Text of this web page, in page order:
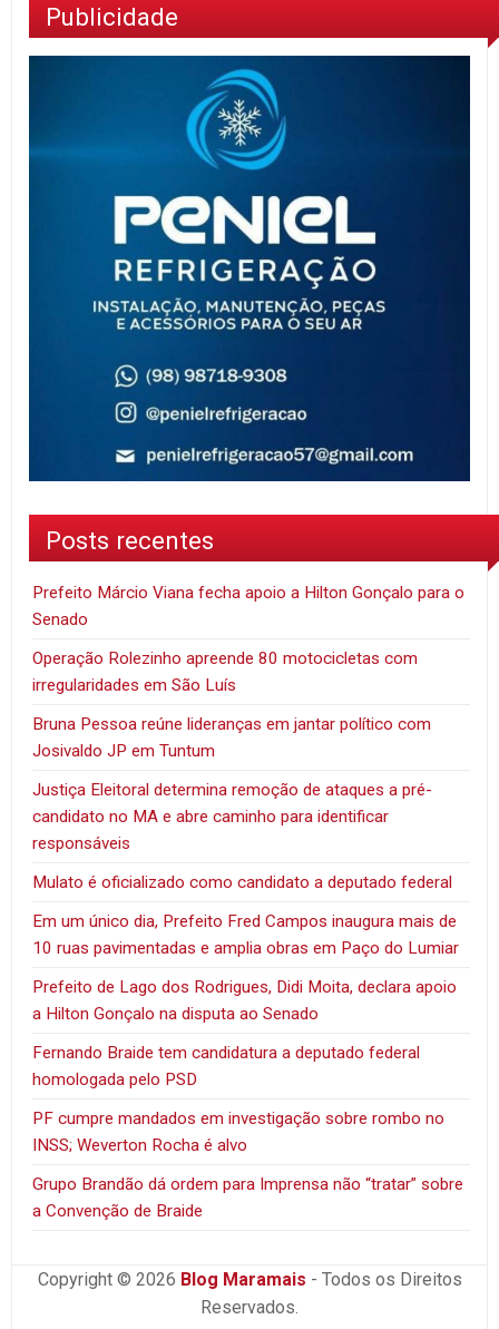
Publicidade
Posts recentes
Prefeito Márcio Viana fecha apoio a Hilton Gonçalo para o
Senado
Operação Rolezinho apreende 80 motocicletas com
irregularidades em São Luís
Bruna Pessoa reúne lideranças em jantar político com
Josivaldo JP em Tuntum
Justiça Eleitoral determina remoção de ataques a pré-
candidato no MA e abre caminho para identificar
responsáveis
Mulato é oficializado como candidato a deputado federal
Em um único dia, Prefeito Fred Campos inaugura mais de
10 ruas pavimentadas e amplia obras em Paço do Lumiar
Prefeito de Lago dos Rodrigues, Didi Moita, declara apoio
a Hilton Gonçalo na disputa ao Senado
Fernando Braide tem candidatura a deputado federal
homologada pelo PSD
PF cumpre mandados em investigação sobre rombo no
INSS; Weverton Rocha é alvo
Grupo Brandão dá ordem para Imprensa não “tratar” sobre
a Convenção de Braide
Copyright © 2026 Blog Maramais - Todos os Direitos
Reservados.